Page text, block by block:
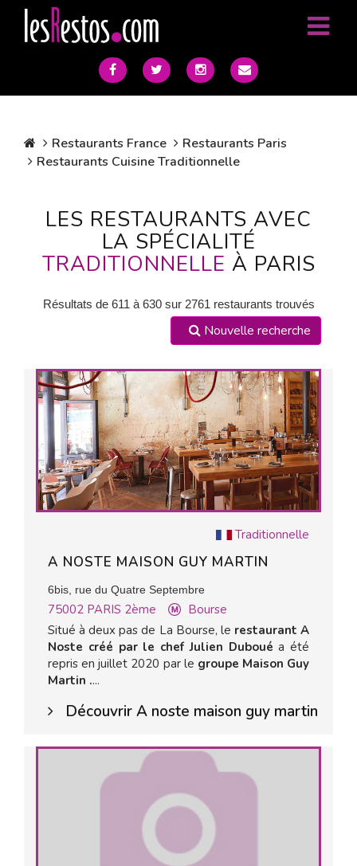
Restaurants France
Restaurants Paris
Restaurants Cuisine Traditionnelle
LES RESTAURANTS AVEC
LA SPÉCIALITÉ
TRADITIONNELLE À PARIS
Résultats de 611 à 630 sur 2761 restaurants trouvés
Nouvelle recherche
Traditionnelle
A NOSTE MAISON GUY MARTIN
6bis, rue du Quatre Septembre
75002 PARIS 2ème
Bourse
Situé à deux pas de La Bourse, le restaurant A
Noste créé par le chef Julien Duboué a été
repris en juillet 2020 par le groupe Maison Guy
Martin ....
Découvrir A noste maison guy martin